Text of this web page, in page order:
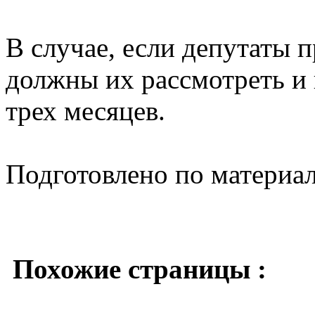
В случае, если депутаты
должны их рассмотреть
трех месяцев.
Подготовлено по
Похожие страницы :